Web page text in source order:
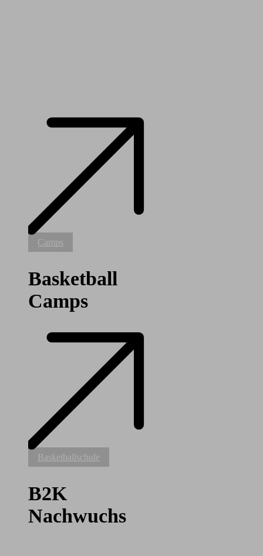
Basketball
Camps
Camps
Basketball
Camps
B2K
Nachwuchs
Basketballschule
B2K
Nachwuchs